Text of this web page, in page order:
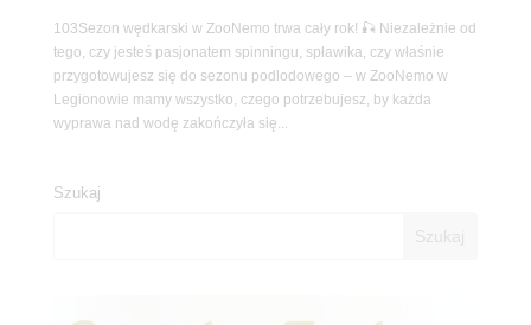
103Sezon wędkarski w ZooNemo trwa cały rok! 🎣 Niezależnie od
tego, czy jesteś pasjonatem spinningu, spławika, czy właśnie
przygotowujesz się do sezonu podlodowego – w ZooNemo w
Legionowie mamy wszystko, czego potrzebujesz, by każda
wyprawa nad wodę zakończyła się...
Szukaj